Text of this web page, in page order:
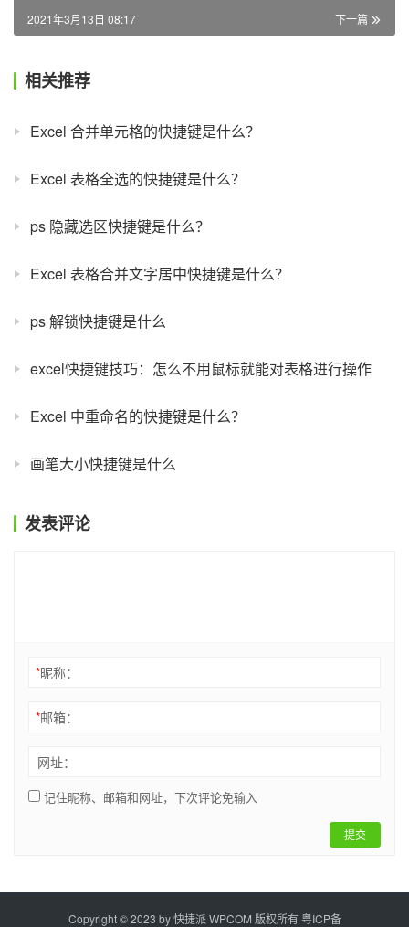
下一篇
2021年3月13日 08:17
相关推荐
Excel 合并单元格的快捷键是什么？
Excel 表格全选的快捷键是什么？
ps 隐藏选区快捷键是什么？
Excel 表格合并文字居中快捷键是什么？
ps 解锁快捷键是什么
excel快捷键技巧：怎么不用鼠标就能对表格进行操作
Excel 中重命名的快捷键是什么？
画笔大小快捷键是什么
发表评论
*昵称：
*邮箱：
网址：
记住昵称、邮箱和网址，下次评论免输入
提交
Copyright © 2023 by快捷派WPCOM 版权所有粤ICP备